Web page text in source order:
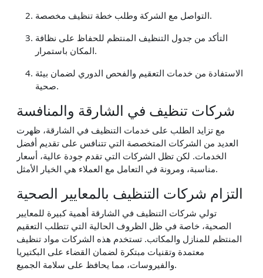
التواصل مع الشركة وطلب خطة تنظيف مخصصة.
التأكد من جدول التنظيف المنتظم للحفاظ على نظافة
المكان باستمرار.
الاستفادة من خدمات التعقيم والفحص الدوري لضمان بيئة
صحية.
شركات تنظيف في الشارقة والمنافسة
مع تزايد الطلب على خدمات التنظيف في الشارقة، ظهرت
العديد من الشركات المتخصصة التي تتنافس على تقديم أفضل
الخدمات. لكن تظل الشركات التي تقدم جودة عالية، أسعار
مناسبة، ومرونة في التعامل مع العملاء هي الخيار الأمثل.
التزام شركات التنظيف بالمعايير الصحية
تولي شركات التنظيف في الشارقة أهمية كبيرة للمعايير
الصحية، خاصة في ظل الظروف الحالية التي تتطلب التعقيم
المنتظم للمنازل والمكاتب. تستخدم هذه الشركات مواد تنظيف
معتمدة وتقنيات مبتكرة لضمان القضاء على البكتيريا
والفيروسات، مما يحافظ على سلامة الجميع.